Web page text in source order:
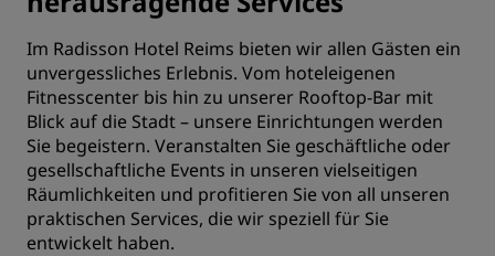
Im Radisson Hotel Reims bieten wir allen Gästen ein
unvergessliches Erlebnis. Vom hoteleigenen
Fitnesscenter bis hin zu unserer Rooftop-Bar mit
Blick auf die Stadt – unsere Einrichtungen werden
Sie begeistern. Veranstalten Sie geschäftliche oder
gesellschaftliche Events in unseren vielseitigen
Räumlichkeiten und profitieren Sie von all unseren
praktischen Services, die wir speziell für Sie
entwickelt haben.